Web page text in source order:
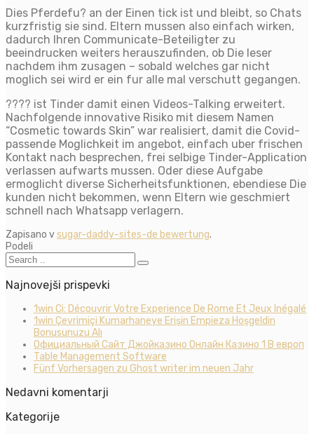
Dies Pferdefu? an der Einen tick ist und bleibt, so Chats
kurzfristig sie sind. Eltern mussen also einfach wirken,
dadurch Ihren Communicate-Beteiligter zu
beeindrucken weiters herauszufinden, ob Die leser
nachdem ihm zusagen – sobald welches gar nicht
moglich sei wird er ein fur alle mal verschutt gegangen.
???? ist Tinder damit einen Videos-Talking erweitert.
Nachfolgende innovative Risiko mit diesem Namen
“Cosmetic towards Skin” war realisiert, damit die Covid-
passende Moglichkeit im angebot, einfach uber frischen
Kontakt nach besprechen, frei selbige Tinder-Application
verlassen aufwarts mussen. Oder diese Aufgabe
ermoglicht diverse Sicherheitsfunktionen, ebendiese Die
kunden nicht bekommen, wenn Eltern wie geschmiert
schnell nach Whatsapp verlagern.
Zapisano vsugar-daddy-sites-de bewertung.
Podeli
Najnovejši prispevki
1win Ci: Découvrir Votre Experience De Rome Et Jeux Inégalé
1win Çevrimiçi Kumarhaneye Erişin Empieza Hoşgeldin
Bonusunuzu Alı
Официальный Сайт Джойказино Онлайн Казино 1 В европ
Table Management Software
Fünf Vorhersagen zu Ghost writer im neuen Jahr
Nedavni komentarji
Kategorije